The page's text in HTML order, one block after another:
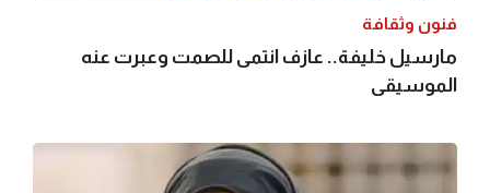
فنون وثقافة
مارسيل خليفة.. عازف انتمى للصمت وعبرت عنه
الموسيقى